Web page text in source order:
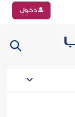
دخول